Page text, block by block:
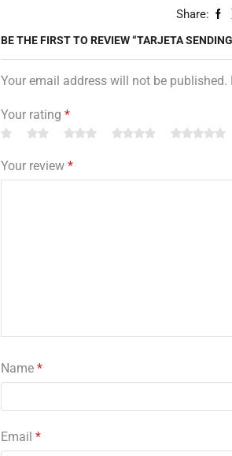
Share:
BE THE FIRST TO REVIEW “TARJETA
Your email address will not be published.
Your rating *
Your review *
Name *
Email *